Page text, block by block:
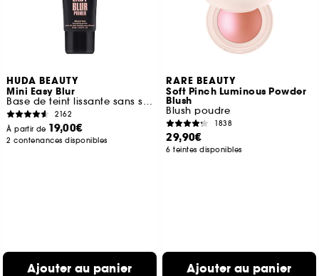
HUDA BEAUTY
Mini Easy Blur
Base de teint lissante sans silicone
2162
À partir de 19,00€
2 contenances disponibles
Ajouter au panier
RARE BEAUTY
Soft Pinch Luminous Powder
Blush
Blush poudre
1838
29,90€
6 teintes disponibles
Ajouter au panier